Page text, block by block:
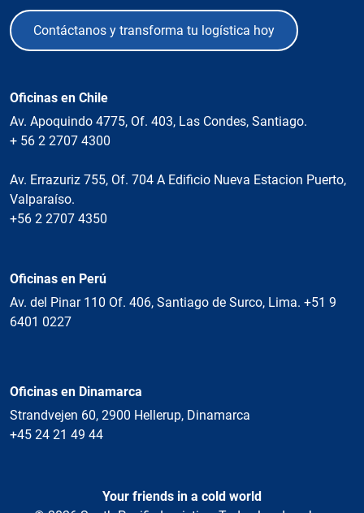
Contáctanos y transforma tu logística hoy
Oficinas en Chile
Av. Apoquindo 4775, Of. 403, Las Condes, Santiago.
+ 56 2 2707 4300
Av. Errazuriz 755, Of. 704 A Edificio Nueva Estacion Puerto,
Valparaíso.
+56 2 2707 4350
Oficinas en Perú
Av. del Pinar 110 Of. 406, Santiago de Surco, Lima. +51 9
6401 0227
Oficinas en Dinamarca
Strandvejen 60, 2900 Hellerup, Dinamarca
+45 24 21 49 44
Your friends in a cold world